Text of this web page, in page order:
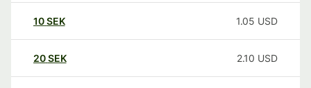
10SEK 1.05 USD
20SEK 2.10 USD